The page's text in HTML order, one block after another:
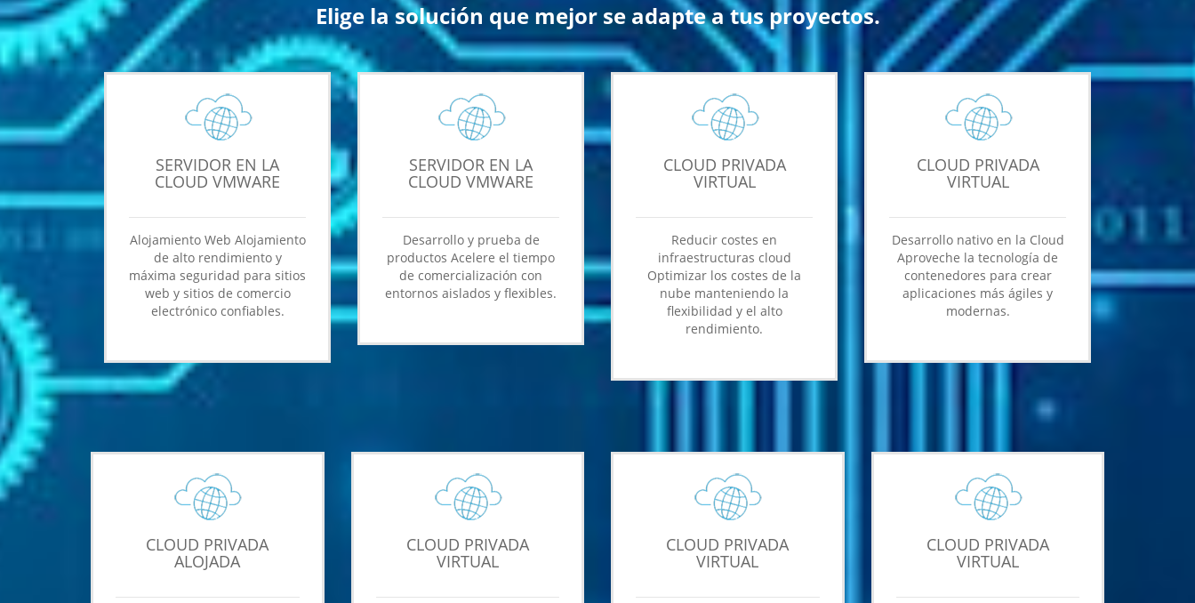
Elige la solución que mejor se adapte a tus proyectos.
SERVIDOR EN LA
CLOUD VMWARE
Alojamiento Web Alojamiento
de alto rendimiento y
máxima seguridad para sitios
web y sitios de comercio
electrónico confiables.
SERVIDOR EN LA
CLOUD VMWARE
Desarrollo y prueba de
productos Acelere el tiempo
de comercialización con
entornos aislados y flexibles.
CLOUD PRIVADA
VIRTUAL
Reducir costes en
infraestructuras cloud
Optimizar los costes de la
nube manteniendo la
flexibilidad y el alto
rendimiento.
CLOUD PRIVADA
VIRTUAL
Desarrollo nativo en la Cloud
Aproveche la tecnología de
contenedores para crear
aplicaciones más ágiles y
modernas.
CLOUD PRIVADA
ALOJADA
CLOUD PRIVADA
VIRTUAL
CLOUD PRIVADA
VIRTUAL
CLOUD PRIVADA
VIRTUAL